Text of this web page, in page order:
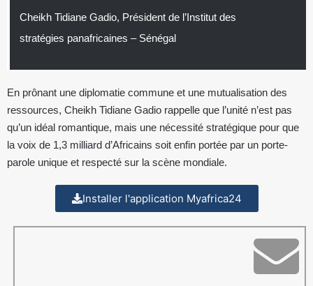
Cheikh Tidiane Gadio, Président de l’Institut des
stratégies panafricaines – Sénégal
En prônant une diplomatie commune et une mutualisation des
ressources, Cheikh Tidiane Gadio rappelle que l’unité n’est pas
qu’un idéal romantique, mais une nécessité stratégique pour que
la voix de 1,3 milliard d’Africains soit enfin portée par un porte-
parole unique et respecté sur la scène mondiale.
Installer l'application Myafrica24